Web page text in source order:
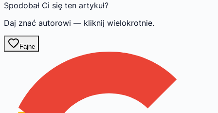
Spodobał Ci się ten artykuł?
Daj znać autorowi — kliknij wielokrotnie.
Fajne